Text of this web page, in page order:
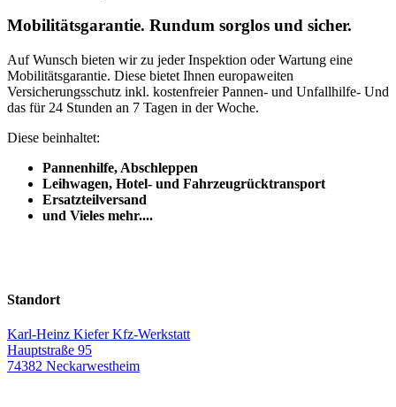
Mobilitätsgarantie. Rundum sorglos und sicher.
Auf Wunsch bieten wir zu jeder Inspektion oder Wartung eine
Mobilitätsgarantie. Diese bietet Ihnen europaweiten
Versicherungsschutz inkl. kostenfreier Pannen- und Unfallhilfe- Und
das für 24 Stunden an 7 Tagen in der Woche.
Diese beinhaltet:
Pannenhilfe, Abschleppen
Leihwagen, Hotel- und Fahrzeugrücktransport
Ersatzteilversand
und Vieles mehr....
Standort
Karl-Heinz Kiefer Kfz-Werkstatt
Hauptstraße 95
74382 Neckarwestheim